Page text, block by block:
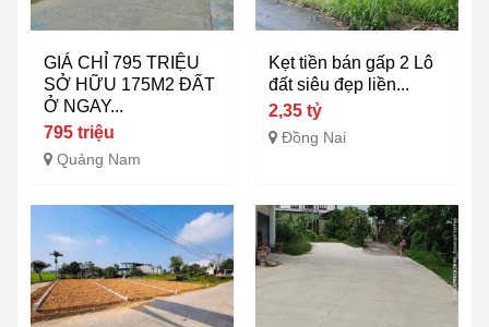
GIÁ CHỈ 795 TRIỆU
SỞ HỮU 175M2 ĐẤT
Ở NGAY...
795 triệu
Quảng Nam
Kẹt tiền bán gấp 2 Lô
đất siêu đẹp liền...
2,35 tỷ
Đồng Nai